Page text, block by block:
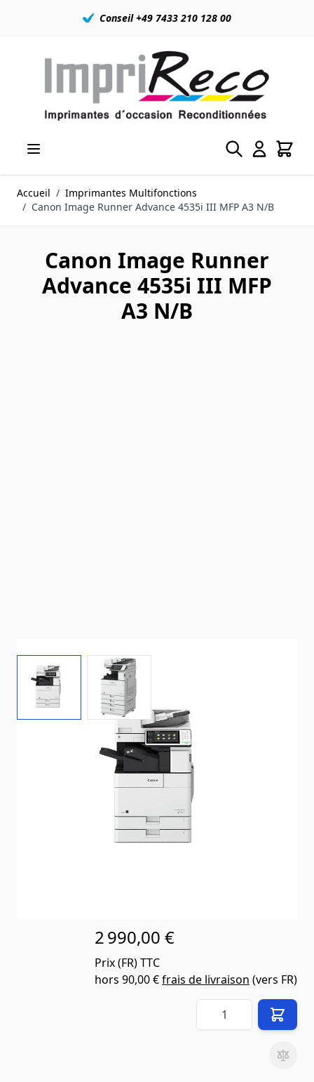
Conseil +49 7433 210 128 00
Accueil / Imprimantes Multifonctions
/ Canon Image Runner Advance 4535i III MFP A3 N/B
Canon Image Runner
Advance 4535i III MFP
A3 N/B
View larger imageView larger image
État: Reconditionné par le vendeur
Mode d'expédition: Europalette (120 cm x 80 cm)
2 990,00 €
Prix (FR) TTC
hors 90,00 €frais de livraison (vers FR)
Quantité